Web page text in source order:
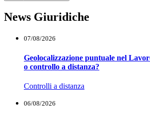
News Giuridiche
07/08/2026
Geolocalizzazione puntuale nel
o controllo a distanza?
Controlli a distanza
06/08/2026